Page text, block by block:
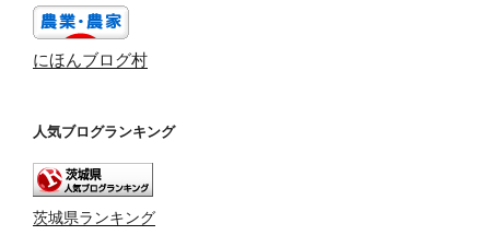
にほんブログ村
人気ブログランキング
茨城県ランキング